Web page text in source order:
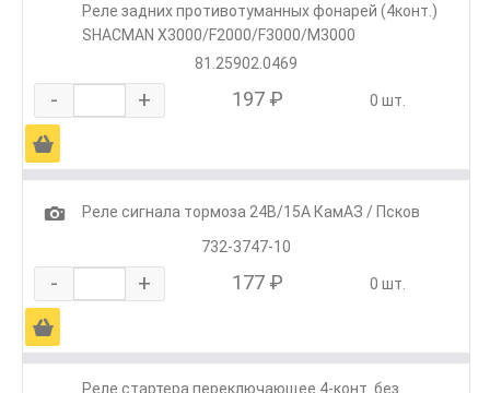
Реле задних противотуманных фонарей (4конт.)
SHACMAN X3000/F2000/F3000/M3000
81.25902.0469
- + 197 ₽ 0 шт.
Ä
1
Реле сигнала тормоза 24В/15А КамАЗ / Псков
732-3747-10
- + 177 ₽ 0 шт.
Ä
Реле стартера переключающее 4-конт. без